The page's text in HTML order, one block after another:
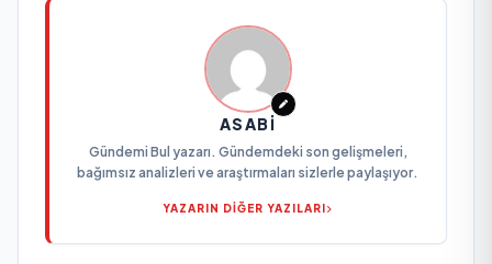
ASABI
Gündemi Bul yazarı. Gündemdeki son gelişmeleri,
bağımsız analizleri ve araştırmaları sizlerle paylaşıyor.
YAZARIN DİĞER YAZILARI